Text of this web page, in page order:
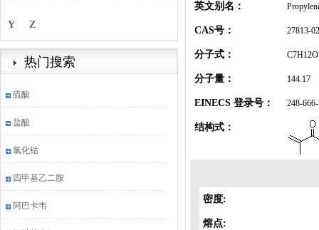
Y Z
热门搜索
硫酸
盐酸
氯化钴
四甲基乙二胺
阿巴卡韦
英文别名：
CAS号： 27813-
分子式：
分子量： 144.17
EINECS 登录号： 248-
结构式：
密度:
熔点: